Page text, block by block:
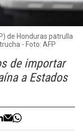
de Honduras patrulla
- Foto: AFP
de importar
a Estados